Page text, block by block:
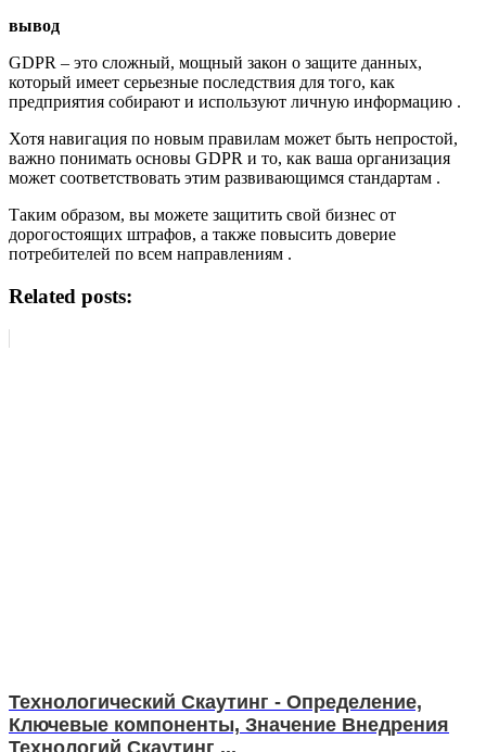
вывод
GDPR – это сложный, мощный закон о защите данных,
который имеет серьезные последствия для того, как
предприятия собирают и используют личную информацию .
Хотя навигация по новым правилам может быть непростой,
важно понимать основы GDPR и то, как ваша организация
может соответствовать этим развивающимся стандартам .
Таким образом, вы можете защитить свой бизнес от
дорогостоящих штрафов, а также повысить доверие
потребителей по всем направлениям .
Related posts:
Технологический Скаутинг - Определение,
Ключевые компоненты, Значение Внедрения
Технологий Скаутинг ...